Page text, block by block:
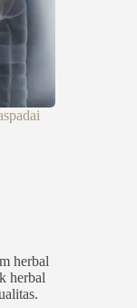
herbal
herbal